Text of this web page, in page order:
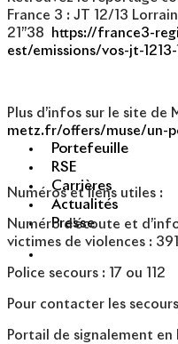
Portefeuille
RSE
Carrières
Actualités
Presse
France 3 : JT 12/13
21’’38
https://france3-
est/emissions/vos-jt-
Plus d’infos sur le site de
metz.fr/offers/muse/un-
Numéros et liens utiles :
Numéro d’écoute et
victimes de violences :
Police secours : 17 ou 112
Pour contacter les secours
Portail de signalement en